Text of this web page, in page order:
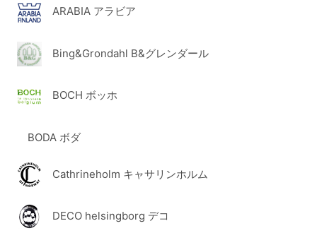
ARABIA アラビア
Bing&Grondahl B&グレンダール
BOCH ボッホ
BODA ボダ
Cathrineholm キャサリンホルム
DECO helsingborg デコ